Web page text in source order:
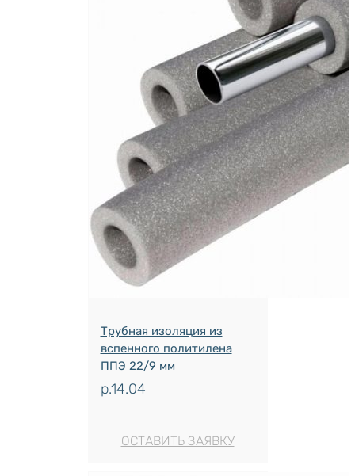
Трубная изоляция из
вспенного политилена
ППЭ 22/9 мм
р.14.04
ОСТАВИТЬ ЗАЯВКУ